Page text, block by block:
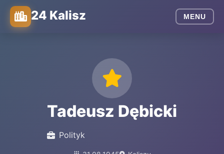
24 Kalisz MENU
Tadeusz Dębicki
Polityk